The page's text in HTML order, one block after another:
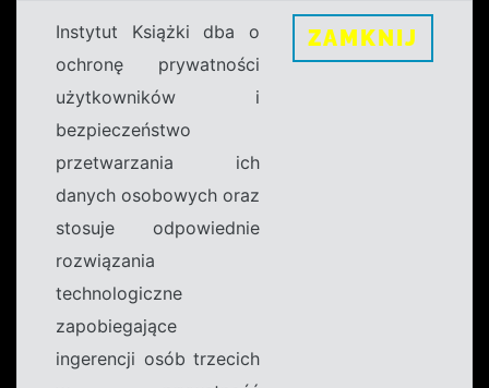
Instytut Książki dba o
ochronę prywatności
użytkowników i
bezpieczeństwo
przetwarzania ich
danych osobowych oraz
stosuje odpowiednie
rozwiązania
technologiczne
zapobiegające
ingerencji osób trzecich
ZAMKNIJ